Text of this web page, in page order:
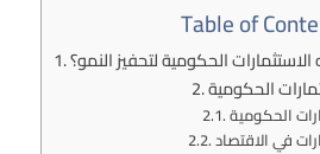
Table of
الحكومية لتحفيز النمو؟
الحكومية
الحكومية
في الاقتصاد